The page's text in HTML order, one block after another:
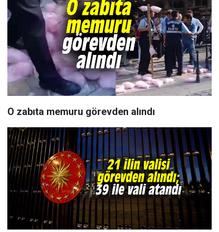
O zabıta memuru görevden alındı